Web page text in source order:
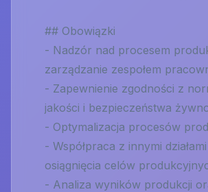
## Obowiązki
- Nadzór nad procesem
zarządzanie zespołem
- Zapewnienie zgodności z
jakości i bezpieczeństwa
- Optymalizacja procesów
- Współpraca z innymi
osiągnięcia celów
- Analiza wyników produkcji